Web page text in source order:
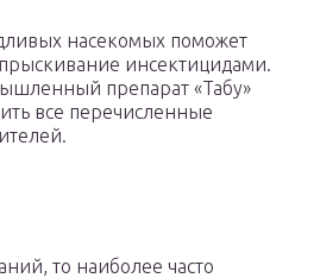
насекомых поможет
инсектицидами.
препарат «Табу»
все перечисленные
то наиболее часто